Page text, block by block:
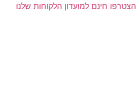
הצטרפו חינם למועדון הלקוחות שלנו